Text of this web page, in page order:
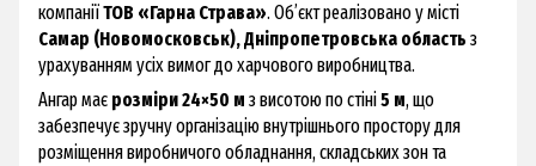
компаніїТОВ «Гарна Страва». Об’єкт реалізовано у місті
Самар (Новомосковськ), Дніпропетровська область з
урахуванням усіх вимог до харчового виробництва.
Ангар має розміри 24×50 м з висотою по стіні5 м, що
забезпечує зручну організацію внутрішнього простору для
розміщення виробничого обладнання, складських зон та